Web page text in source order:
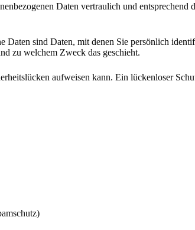
Daten vertraulich und
Daten sind Daten, mit denen Sie persönlich
zu welchem Zweck das geschieht.
aufweisen kann. Ein lückenloser